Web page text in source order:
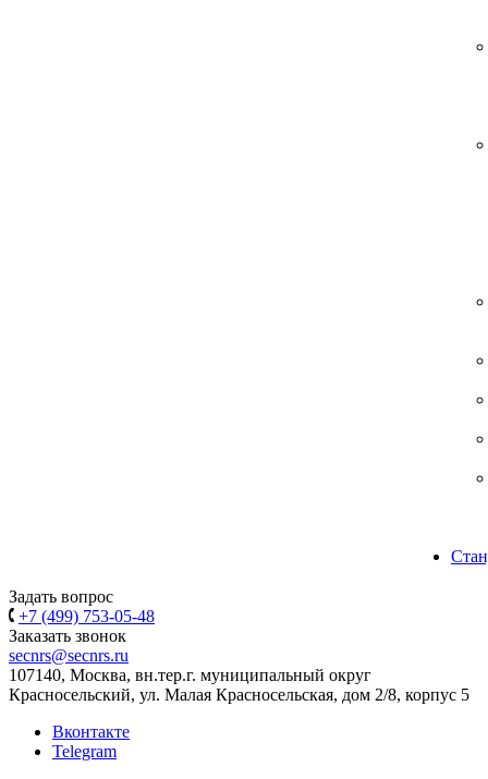
Задать вопрос
+7 (499) 753-05-48
Заказать звонок
secnrs@secnrs.ru
107140, Москва, вн.тер.г. муниципальный округ
Красносельский, ул. Малая Красносельская, дом 2/8, корпус 5
Вконтакте
Telegram